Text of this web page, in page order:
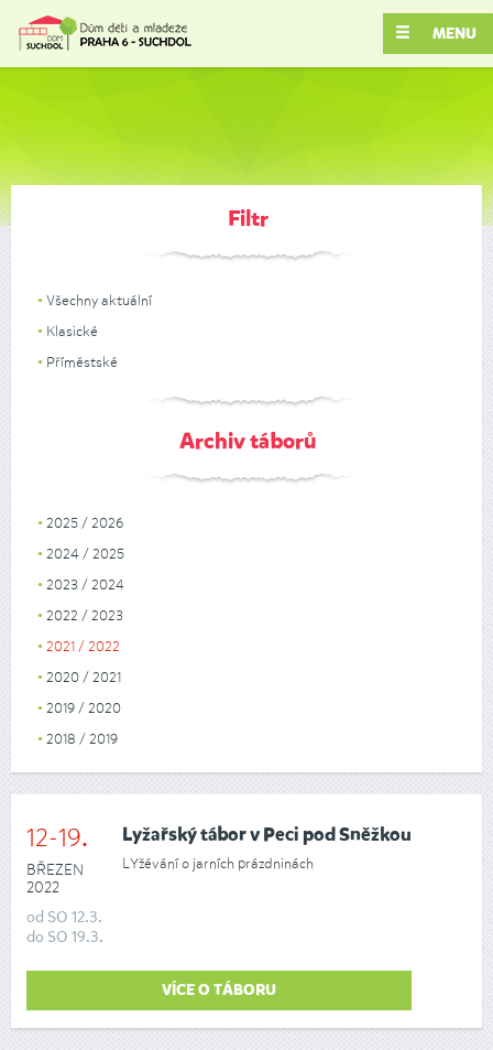
MENU
Filtr
Všechny aktuální
Klasické
Příměstské
Archiv táborů
2025 / 2026
2024 / 2025
2023 / 2024
2022 / 2023
2021 / 2022
2020 / 2021
2019 / 2020
2018 / 2019
12-19.
BŘEZEN
2022
od SO 12.3.
do SO 19.3.
Lyžařský tábor v Peci pod Sněžkou
LYžévání o jarních prázdninách
VÍCE O TÁBORU